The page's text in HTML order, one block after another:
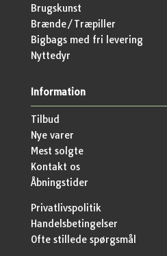
Brugskunst
Brænde/Træpiller
Bigbags med fri levering
Nyttedyr
Information
Tilbud
Nye varer
Mest solgte
Kontakt os
Åbningstider
Privatlivspolitik
Handelsbetingelser
Ofte stillede spørgsmål